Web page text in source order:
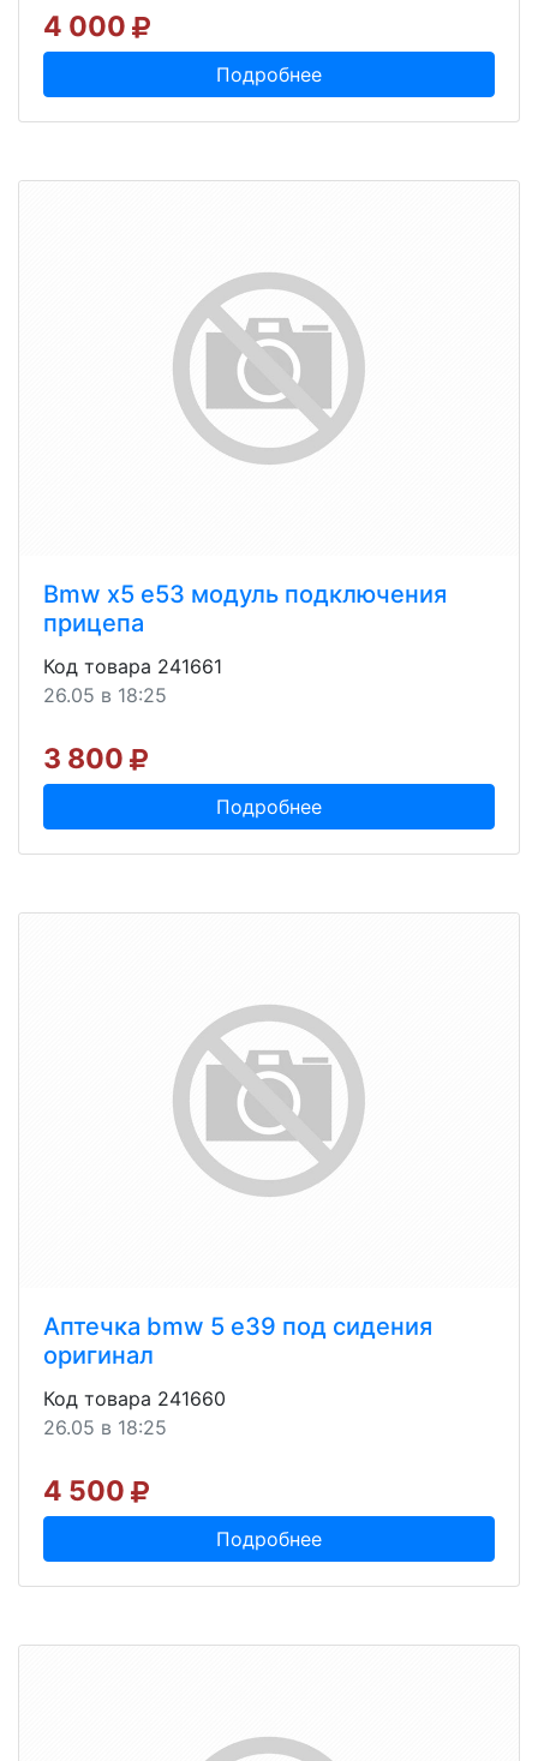
4 000
Подробнее
Bmw x5 e53 модуль подключения
прицепа
Код товара 241661
26.05 в 18:25
3 800
Подробнее
Аптечка bmw 5 e39 под сидения
оригинал
Код товара 241660
26.05 в 18:25
4 500
Подробнее